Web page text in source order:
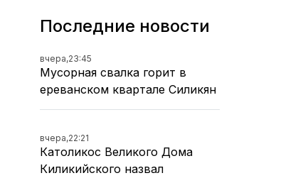
Последние новости
вчера,23:45
Мусорная свалка горит в
ереванском квартале Силикян
вчера,22:21
Католикос Великого Дома
Киликийского назвал